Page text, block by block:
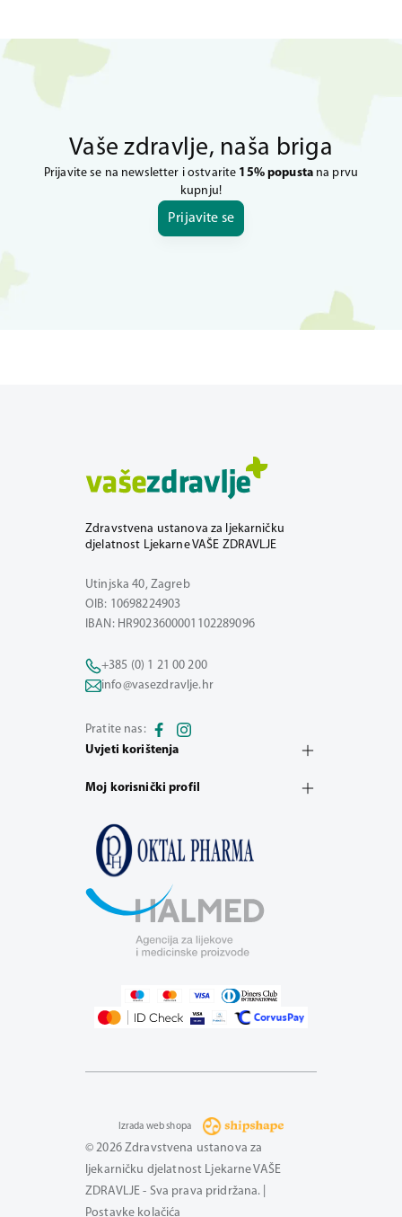
Vaše zdravlje, naša briga
Prijavite se na newsletter i ostvarite 15% popustana prvu
kupnju!
Prijavite se
Zdravstvena ustanova za ljekarničku
djelatnost Ljekarne VAŠE ZDRAVLJE
Utinjska 40, Zagreb
OIB: 10698224903
IBAN: HR9023600001102289096
+385 (0) 1 21 00 200
info@vasezdravlje.hr
Pratite nas:
Uvjeti korištenja
Moj korisnički profil
© 2026 Zdravstvena ustanova za
ljekarničku djelatnost Ljekarne VAŠE
ZDRAVLJE - Sva prava pridržana. |
Postavke kolačića
Izrada web shopa